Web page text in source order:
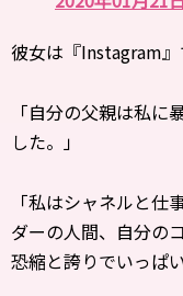
彼女は『Instagram』
「自分の父親は私
した。」
「私はシャネルと
ダーの人間、自分の
恐縮と誇りでいっぱい